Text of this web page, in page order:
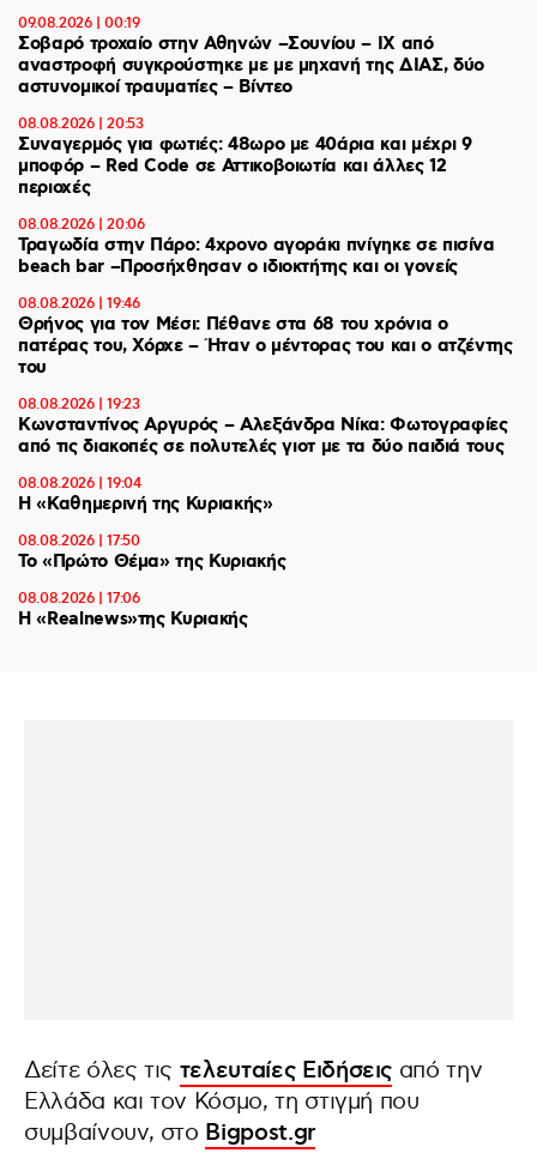
09.08.2026 | 00:19
Σοβαρό τροχαίο στην Αθηνών –Σουνίου – ΙΧ από
αναστροφή συγκρούστηκε με με μηχανή της ΔΙΑΣ, δύο
αστυνομικοί τραυματίες – Βίντεο
08.08.2026 | 20:53
Συναγερμός για φωτιές: 48ωρο με 40άρια και μέχρι 9
μποφόρ – Red Code σε Αττικοβοιωτία και άλλες 12
περιοχές
08.08.2026 | 20:06
Τραγωδία στην Πάρο: 4χρονο αγοράκι πνίγηκε σε πισίνα
beach bar –Προσήχθησαν ο ιδιοκτήτης και οι γονείς
08.08.2026 | 19:46
Θρήνος για τον Μέσι: Πέθανε στα 68 του χρόνια ο
πατέρας του, Χόρχε – Ήταν ο μέντορας του και ο ατζέντης
του
08.08.2026 | 19:23
Κωνσταντίνος Αργυρός – Αλεξάνδρα Νίκα: Φωτογραφίες
από τις διακοπές σε πολυτελές γιοτ με τα δύο παιδιά τους
08.08.2026 | 19:04
H «Καθημερινή της Κυριακής»
08.08.2026 | 17:50
Το «Πρώτο Θέμα» της Κυριακής
08.08.2026 | 17:06
Η «Realnews»της Κυριακής
Δείτε όλες τις τελευταίες Ειδήσεις από την
Ελλάδα και τον Κόσμο, τη στιγμή που
συμβαίνουν, στο Bigpost.gr